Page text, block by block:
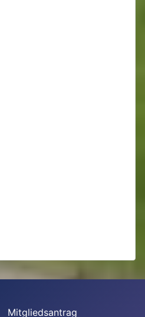
Mitgliedsantrag